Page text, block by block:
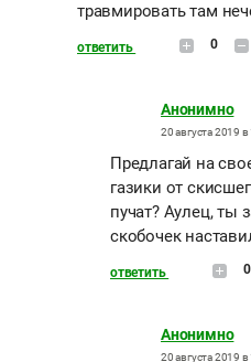
травмировать там
ответить 0
Анонимно
20 августа 2019 в
Предлагай на
газики от
пучат? Аулец, ты
скобочек
ответить 0
Анонимно
20 августа 2019